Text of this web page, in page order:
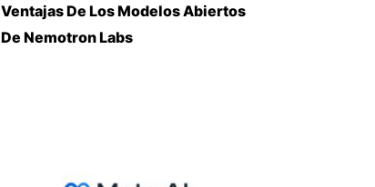
Ventajas De Los Modelos Abiertos
De Nemotron Labs